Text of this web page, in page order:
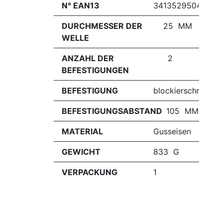
N° EAN13
DURCHMESSER DER
WELLE
25 MM
ANZAHL DER
BEFESTIGUNGEN
2
BEFESTIGUNG
BEFESTIGUNGSABSTAND 105 MM
MATERIAL Gusseisen
GEWICHT 833 G
VERPACKUNG 1